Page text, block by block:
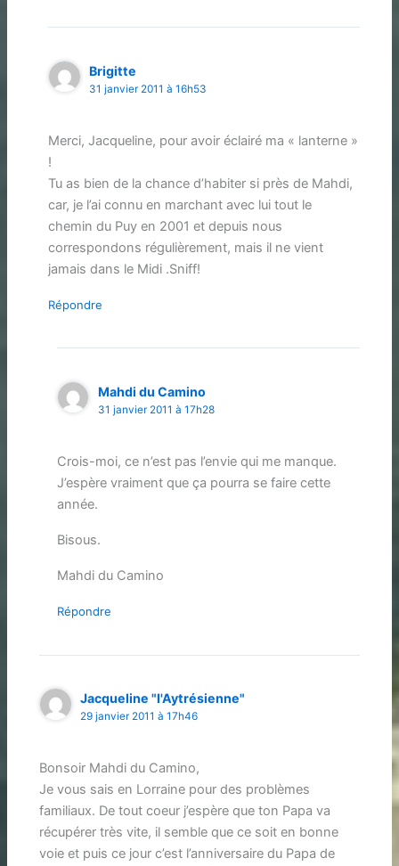
Brigitte
31 janvier 2011 à 16h53
Merci, Jacqueline, pour avoir éclairé ma « lanterne »
!
Tu as bien de la chance d’habiter si près de Mahdi,
car, je l’ai connu en marchant avec lui tout le
chemin du Puy en 2001 et depuis nous
correspondons régulièrement, mais il ne vient
jamais dans le Midi .Sniff!
Répondre
Mahdi du Camino
31 janvier 2011 à 17h28
Crois-moi, ce n’est pas l’envie qui me manque.
J’espère vraiment que ça pourra se faire cette
année.
Bisous.
Mahdi du Camino
Répondre
Jacqueline "l'Aytrésienne"
29 janvier 2011 à 17h46
Bonsoir Mahdi du Camino,
Je vous sais en Lorraine pour des problèmes
familiaux. De tout coeur j’espère que ton Papa va
récupérer très vite, il semble que ce soit en bonne
voie et puis ce jour c’est l’anniversaire du Papa de